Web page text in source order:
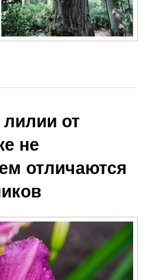
от
не
отличаются